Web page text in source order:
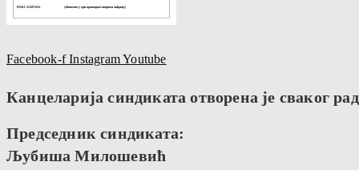
Facebook-f InstagramYoutube
Канцеларија синдиката отворена је сваког
Председник синдиката:
Љубиша Милошевић